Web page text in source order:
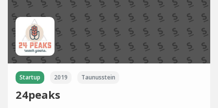
Startup 2019 Taunusstein
24peaks